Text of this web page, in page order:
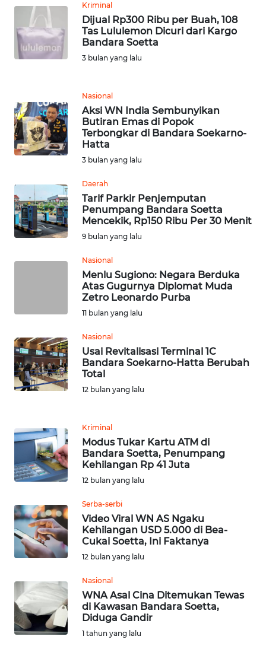
Kriminal
Dijual Rp300 Ribu per Buah, 108
Tas Lululemon Dicuri dari Kargo
Bandara Soetta
3 bulan yang lalu
Nasional
Aksi WN India Sembunyikan
Butiran Emas di Popok
Terbongkar di Bandara Soekarno-
Hatta
3 bulan yang lalu
Daerah
Tarif Parkir Penjemputan
Penumpang Bandara Soetta
Mencekik, Rp150 Ribu Per 30 Menit
9 bulan yang lalu
Nasional
Menlu Sugiono: Negara Berduka
Atas Gugurnya Diplomat Muda
Zetro Leonardo Purba
11 bulan yang lalu
Nasional
Usai Revitalisasi Terminal 1C
Bandara Soekarno-Hatta Berubah
Total
12 bulan yang lalu
Kriminal
Modus Tukar Kartu ATM di
Bandara Soetta, Penumpang
Kehilangan Rp 41 Juta
12 bulan yang lalu
Serba-serbi
Video Viral WN AS Ngaku
Kehilangan USD 5.000 di Bea-
Cukai Soetta, Ini Faktanya
12 bulan yang lalu
Nasional
WNA Asal Cina Ditemukan Tewas
di Kawasan Bandara Soetta,
Diduga Gandir
1 tahun yang lalu
TENTANG
KAMI
PEDOMAN
REDAKSI
KARIR
Wahana
News
Regional
WN
WN
JABAR
WN
WN
NTT
WN
WN
PAPUA
PAPUA
BARAT
WN